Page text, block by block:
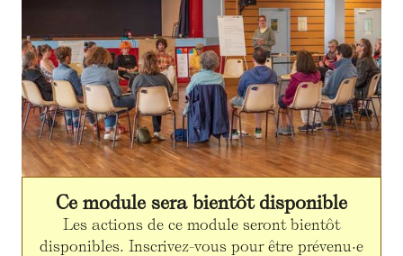
Ce module sera bientôt disponible
Les actions de ce module seront bientôt
disponibles. Inscrivez-vous pour être prévenu·e